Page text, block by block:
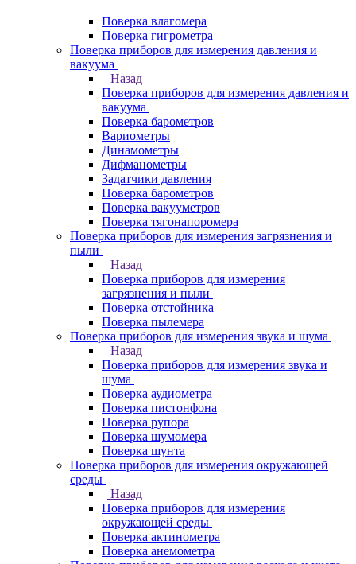
Поверка влагомера
Поверка гигрометра
Поверка приборов для измерения давления и
вакуума
Назад
Поверка приборов для измерения давления и
вакуума
Поверка барометров
Вариометры
Динамометры
Дифманометры
Задатчики давления
Поверка барометров
Поверка вакууметров
Поверка тягонапоромера
Поверка приборов для измерения загрязнения и
пыли
Назад
Поверка приборов для измерения
загрязнения и пыли
Поверка отстойника
Поверка пылемера
Поверка приборов для измерения звука и шума
Назад
Поверка приборов для измерения звука и
шума
Поверка аудиометра
Поверка пистонфона
Поверка рупора
Поверка шумомера
Поверка шунта
Поверка приборов для измерения окружающей
среды
Назад
Поверка приборов для измерения
окружающей среды
Поверка актинометра
Поверка анемометра